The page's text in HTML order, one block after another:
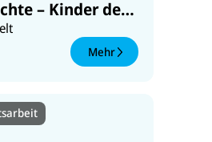
– Kinder der
3-4)
Mehr